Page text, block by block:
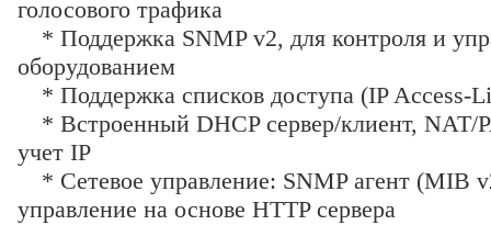
голосового трафика
* Поддержка SNMP v2, для контроля и
оборудованием
* Поддержка списков доступа (IP Access-
* Встроенный DHCP сервер/клиент, NAT/
учет IP
* Сетевое управление: SNMP агент (MIB
управление на основе HTTP сервера